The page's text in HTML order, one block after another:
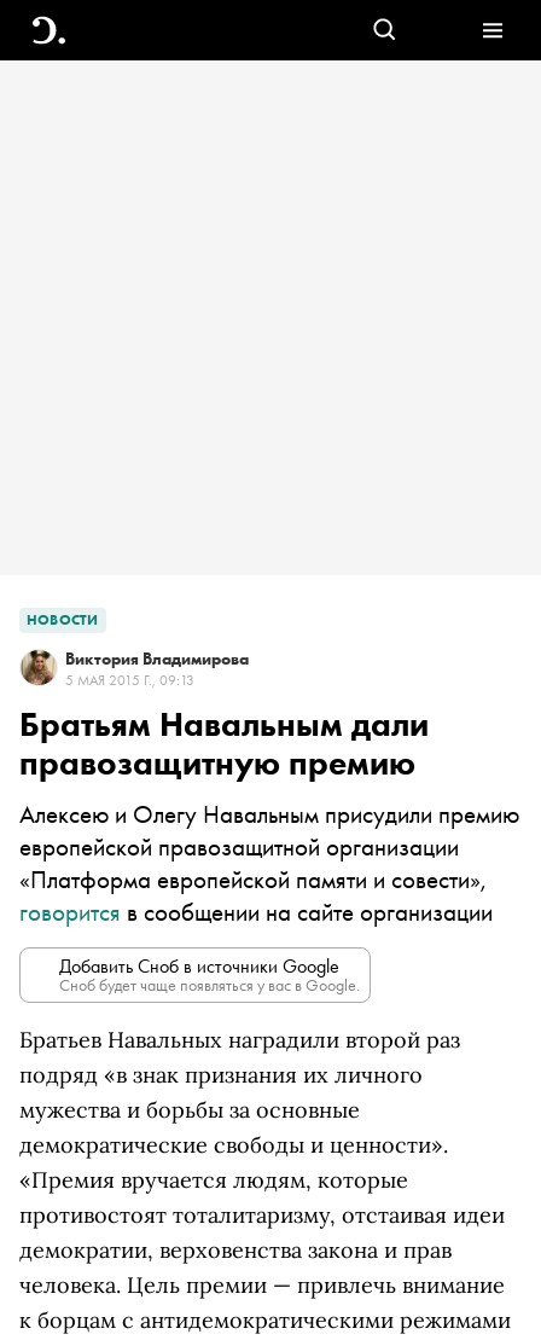
НОВОСТИ
Виктория Владимирова
5 МАЯ 2015 Г., 09:13
Братьям Навальным дали
правозащитную премию
Алексею и Олегу Навальным присудили премию
европейской правозащитной организации
«Платформа европейской памяти и совести»,
говорится в сообщении на сайте организации
Добавить Сноб в источники Google
Сноб будет чаще появляться у вас в Google.
Братьев Навальных наградили второй раз
подряд «в знак признания их личного
мужества и борьбы за основные
демократические свободы и ценности».
«Премия вручается людям, которые
противостоят тоталитаризму, отстаивая идеи
демократии, верховенства закона и прав
человека. Цель премии — привлечь внимание
к борцам с антидемократическими режимами